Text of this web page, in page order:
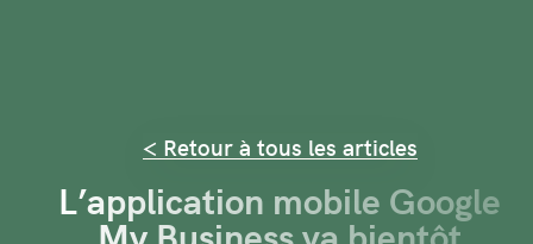
< Retour à tous les articles
L’application mobile Google